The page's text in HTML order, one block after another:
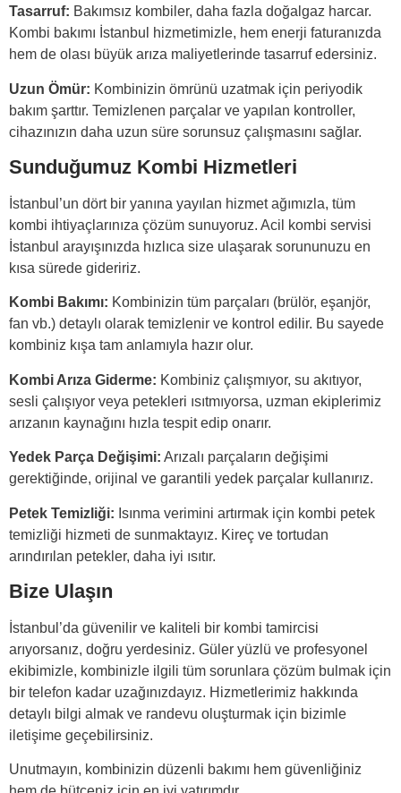
Tasarruf: Bakımsız kombiler, daha fazla doğalgaz harcar.
Kombi bakımı İstanbul hizmetimizle, hem enerji faturanızda
hem de olası büyük arıza maliyetlerinde tasarruf edersiniz.
Uzun Ömür: Kombinizin ömrünü uzatmak için periyodik
bakım şarttır. Temizlenen parçalar ve yapılan kontroller,
cihazınızın daha uzun süre sorunsuz çalışmasını sağlar.
Sunduğumuz Kombi Hizmetleri
İstanbul’un dört bir yanına yayılan hizmet ağımızla, tüm
kombi ihtiyaçlarınıza çözüm sunuyoruz. Acil kombi servisi
İstanbul arayışınızda hızlıca size ulaşarak sorununuzu en
kısa sürede gideririz.
Kombi Bakımı: Kombinizin tüm parçaları (brülör, eşanjör,
fan vb.) detaylı olarak temizlenir ve kontrol edilir. Bu sayede
kombiniz kışa tam anlamıyla hazır olur.
Kombi Arıza Giderme: Kombiniz çalışmıyor, su akıtıyor,
sesli çalışıyor veya petekleri ısıtmıyorsa, uzman ekiplerimiz
arızanın kaynağını hızla tespit edip onarır.
Yedek Parça Değişimi: Arızalı parçaların değişimi
gerektiğinde, orijinal ve garantili yedek parçalar kullanırız.
Petek Temizliği: Isınma verimini artırmak için kombi petek
temizliği hizmeti de sunmaktayız. Kireç ve tortudan
arındırılan petekler, daha iyi ısıtır.
Bize Ulaşın
İstanbul’da güvenilir ve kaliteli bir kombi tamircisi
arıyorsanız, doğru yerdesiniz. Güler yüzlü ve profesyonel
ekibimizle, kombinizle ilgili tüm sorunlara çözüm bulmak için
bir telefon kadar uzağınızdayız. Hizmetlerimiz hakkında
detaylı bilgi almak ve randevu oluşturmak için bizimle
iletişime geçebilirsiniz.
Unutmayın, kombinizin düzenli bakımı hem güvenliğiniz